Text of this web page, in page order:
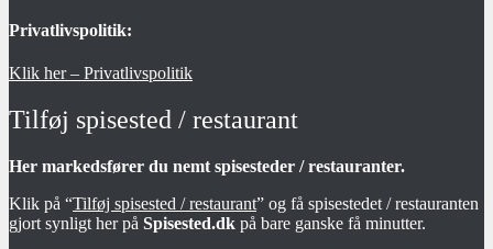
Privatlivspolitik:
Klik her – Privatlivspolitik
Tilføj spisested / restaurant
Her markedsfører du nemt spisesteder / restauranter.
Klik på “Tilføj spisested / restaurant” og få spisestedet / restauranten
gjort synligt her på Spisested.dk på bare ganske få minutter.